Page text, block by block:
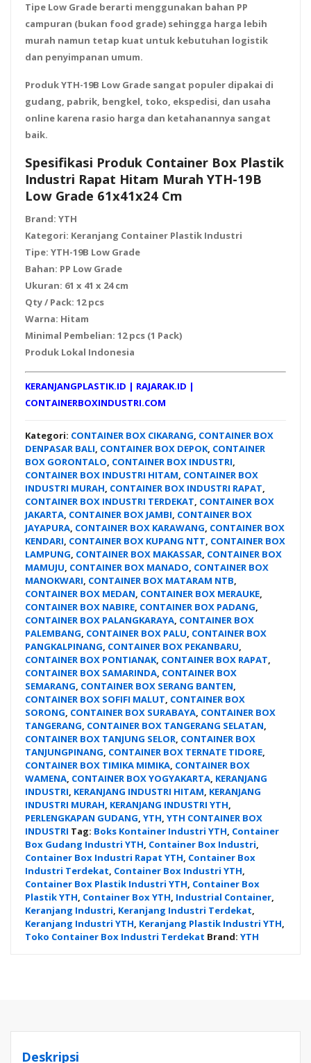
Tipe Low Grade berarti menggunakan bahan PP
campuran (bukan food grade) sehingga harga lebih
murah namun tetap kuat untuk kebutuhan logistik
dan penyimpanan umum.
ProdukYTH-19B Low Grade sangat populer dipakai di
gudang, pabrik, bengkel, toko, ekspedisi, dan usaha
online karena rasio harga dan ketahanannya sangat
baik.
Spesifikasi Produk Container Box Plastik
Industri Rapat Hitam Murah YTH-19B
Low Grade 61x41x24 Cm
Brand: YTH
Kategori: Keranjang Container Plastik Industri
Tipe: YTH-19B Low Grade
Bahan: PP Low Grade
Ukuran: 61 x 41 x 24 cm
Qty / Pack: 12 pcs
Warna: Hitam
Minimal Pembelian: 12 pcs (1 Pack)
Produk Lokal Indonesia
KERANJANGPLASTIK.ID | RAJARAK.ID |
CONTAINERBOXINDUSTRI.COM
Kategori: CONTAINER BOX CIKARANG, CONTAINER BOX
DENPASAR BALI, CONTAINER BOX DEPOK, CONTAINER
BOX GORONTALO, CONTAINER BOX INDUSTRI,
CONTAINER BOX INDUSTRI HITAM, CONTAINER BOX
INDUSTRI MURAH, CONTAINER BOX INDUSTRI RAPAT,
CONTAINER BOX INDUSTRI TERDEKAT, CONTAINER BOX
JAKARTA, CONTAINER BOX JAMBI, CONTAINER BOX
JAYAPURA, CONTAINER BOX KARAWANG, CONTAINER BOX
KENDARI, CONTAINER BOX KUPANG NTT, CONTAINER BOX
LAMPUNG, CONTAINER BOX MAKASSAR, CONTAINER BOX
MAMUJU, CONTAINER BOX MANADO, CONTAINER BOX
MANOKWARI, CONTAINER BOX MATARAM NTB,
CONTAINER BOX MEDAN, CONTAINER BOX MERAUKE,
CONTAINER BOX NABIRE, CONTAINER BOX PADANG,
CONTAINER BOX PALANGKARAYA, CONTAINER BOX
PALEMBANG, CONTAINER BOX PALU, CONTAINER BOX
PANGKALPINANG, CONTAINER BOX PEKANBARU,
CONTAINER BOX PONTIANAK, CONTAINER BOX RAPAT,
CONTAINER BOX SAMARINDA, CONTAINER BOX
SEMARANG, CONTAINER BOX SERANG BANTEN,
CONTAINER BOX SOFIFI MALUT, CONTAINER BOX
SORONG, CONTAINER BOX SURABAYA, CONTAINER BOX
TANGERANG, CONTAINER BOX TANGERANG SELATAN,
CONTAINER BOX TANJUNG SELOR, CONTAINER BOX
TANJUNGPINANG, CONTAINER BOX TERNATE TIDORE,
CONTAINER BOX TIMIKA MIMIKA, CONTAINER BOX
WAMENA, CONTAINER BOX YOGYAKARTA, KERANJANG
INDUSTRI, KERANJANG INDUSTRI HITAM, KERANJANG
INDUSTRI MURAH, KERANJANG INDUSTRI YTH,
PERLENGKAPAN GUDANG, YTH, YTH CONTAINER BOX
INDUSTRI Tag: Boks Kontainer Industri YTH, Container
Box Gudang Industri YTH, Container Box Industri,
Container Box Industri Rapat YTH, Container Box
Industri Terdekat, Container Box Industri YTH,
Container Box Plastik Industri YTH, Container Box
Plastik YTH, Container Box YTH, Industrial Container,
Keranjang Industri, Keranjang Industri Terdekat,
Keranjang Industri YTH, Keranjang Plastik Industri YTH,
Toko Container Box Industri Terdekat Brand: YTH
Deskripsi